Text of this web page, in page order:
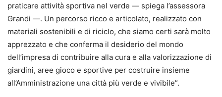
praticare attività sportiva nel verde — spiega l’assessora
Grandi —. Un percorso ricco e articolato, realizzato con
materiali sostenibili e di riciclo, che siamo certi sarà molto
apprezzato e che conferma il desiderio del mondo
dell’impresa di contribuire alla cura e alla valorizzazione di
giardini, aree gioco e sportive per costruire insieme
all’Amministrazione una città più verde e vivibile”.